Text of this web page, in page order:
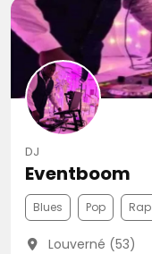
DJ
Eventboom
Blues Pop Rap
Louverné (53)